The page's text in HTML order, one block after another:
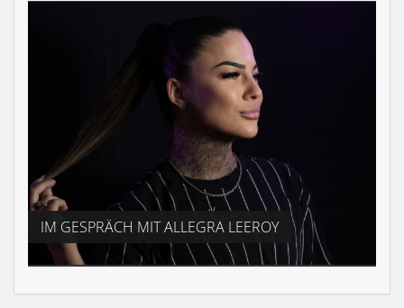
IM GESPRÄCH MIT ALLEGRA LEEROY